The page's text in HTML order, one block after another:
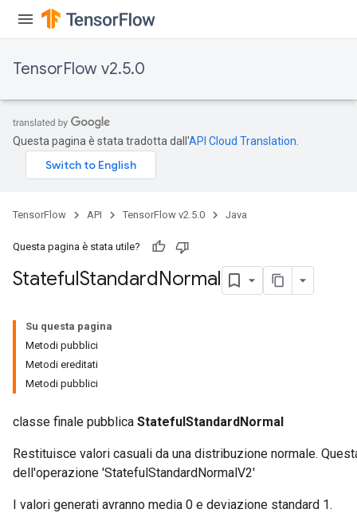
TensorFlow v2.5.0
Questa pagina è stata tradotta dall'API Cloud Translation
TensorFlow API TensorFlow v2.5.0 Java
Questa pagina è stata utile?
StatefulStandardNormal
Su questa pagina
Metodi pubblici
Metodi ereditati
Metodi pubblici
classe finale pubblica StatefulStandardNormal
Restituisce valori casuali da una distribuzione normale.
dell'operazione 'StatefulStandardNormalV2'
I valori generati avranno media 0 e deviazione standard 1.